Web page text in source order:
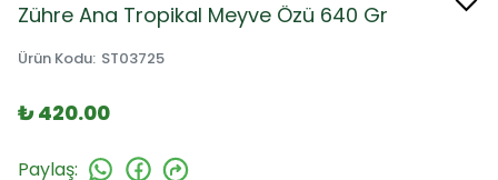
Zühre Ana Tropikal Meyve Özü 640 Gr
Ürün Kodu: ST03725
₺ 420.00
Paylaş: